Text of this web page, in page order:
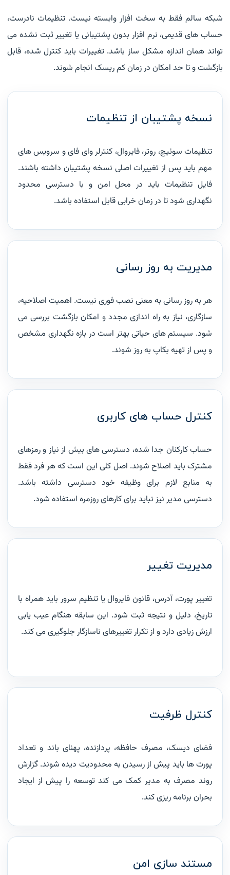
شبکه سالم فقط به سخت افزار وابسته نیست. تنظیمات نادرست،
حساب های قدیمی، نرم افزار بدون پشتیبانی یا تغییر ثبت نشده می
تواند همان اندازه مشکل ساز باشد. تغییرات باید کنترل شده، قابل
بازگشت و تا حد امکان در زمان کم ریسک انجام شوند.
نسخه پشتیبان از تنظیمات
تنظیمات سوئیچ، روتر، فایروال، کنترلر وای فای و سرویس های
مهم باید پس از تغییرات اصلی نسخه پشتیبان داشته باشند.
فایل تنظیمات باید در محل امن و با دسترسی محدود
نگهداری شود تا در زمان خرابی قابل استفاده باشد.
مدیریت به روز رسانی
هر به روز رسانی به معنی نصب فوری نیست. اهمیت اصلاحیه،
سازگاری، نیاز به راه اندازی مجدد و امکان بازگشت بررسی می
شود. سیستم های حیاتی بهتر است در بازه نگهداری مشخص
و پس از تهیه بکاپ به روز شوند.
کنترل حساب های کاربری
حساب کارکنان جدا شده، دسترسی های بیش از نیاز و رمزهای
مشترک باید اصلاح شوند. اصل کلی این است که هر فرد فقط
به منابع لازم برای وظیفه خود دسترسی داشته باشد.
دسترسی مدیر نیز نباید برای کارهای روزمره استفاده شود.
مدیریت تغییر
تغییر پورت، آدرس، قانون فایروال یا تنظیم سرور باید همراه با
تاریخ، دلیل و نتیجه ثبت شود. این سابقه هنگام عیب یابی
ارزش زیادی دارد و از تکرار تغییرهای ناسازگار جلوگیری می کند.
کنترل ظرفیت
فضای دیسک، مصرف حافظه، پردازنده، پهنای باند و تعداد
پورت ها باید پیش از رسیدن به محدودیت دیده شوند. گزارش
روند مصرف به مدیر کمک می کند توسعه را پیش از ایجاد
بحران برنامه ریزی کند.
مستند سازی امن